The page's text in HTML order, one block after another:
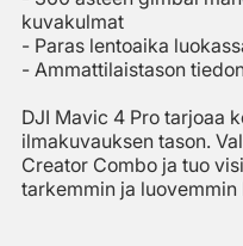
kuvakulmat
- Paras lentoaika
- Ammattilaistason
DJI Mavic 4 Pro tarjoaa
ilmakuvauksen tason.
Creator Combo ja tuo
tarkemmin ja luovemmin